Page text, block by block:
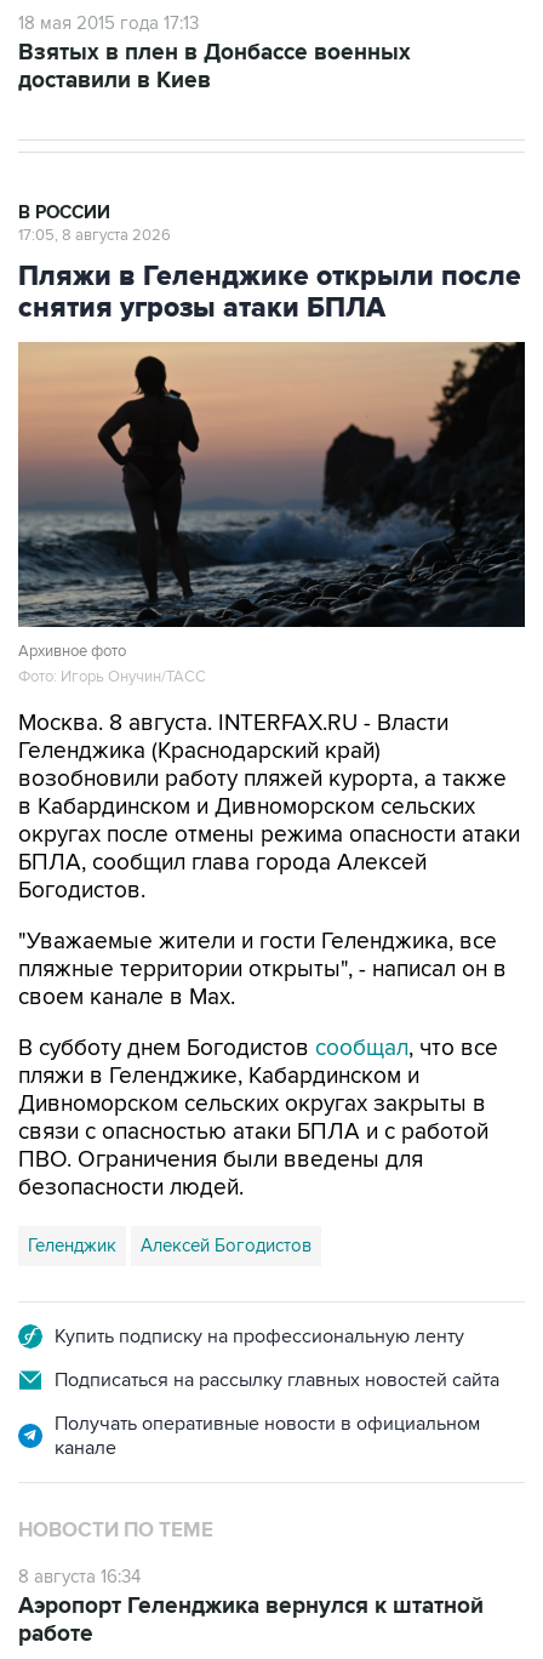
18 мая 2015 года 17:13
Взятых в плен в Донбассе военных
доставили в Киев
В РОССИИ
17:05, 8 августа 2026
Пляжи в Геленджике открыли после
снятия угрозы атаки БПЛА
Архивное фото
Фото: Игорь Онучин/ТАСС
Москва. 8 августа. INTERFAX.RU - Власти
Геленджика (Краснодарский край)
возобновили работу пляжей курорта, а также
в Кабардинском и Дивноморском сельских
округах после отмены режима опасности атаки
БПЛА, сообщил глава города Алексей
Богодистов.
"Уважаемые жители и гости Геленджика, все
пляжные территории открыты", - написал он в
своем канале в Max.
В субботу днем Богодистов сообщал, что все
пляжи в Геленджике, Кабардинском и
Дивноморском сельских округах закрыты в
связи с опасностью атаки БПЛА и с работой
ПВО. Ограничения были введены для
безопасности людей.
Геленджик Алексей Богодистов
Купить подписку на профессиональную ленту
Подписаться на рассылку главных новостей сайта
Получать оперативные новости в официальном
канале
НОВОСТИ ПО ТЕМЕ
8 августа 16:34
Аэропорт Геленджика вернулся к штатной
работе